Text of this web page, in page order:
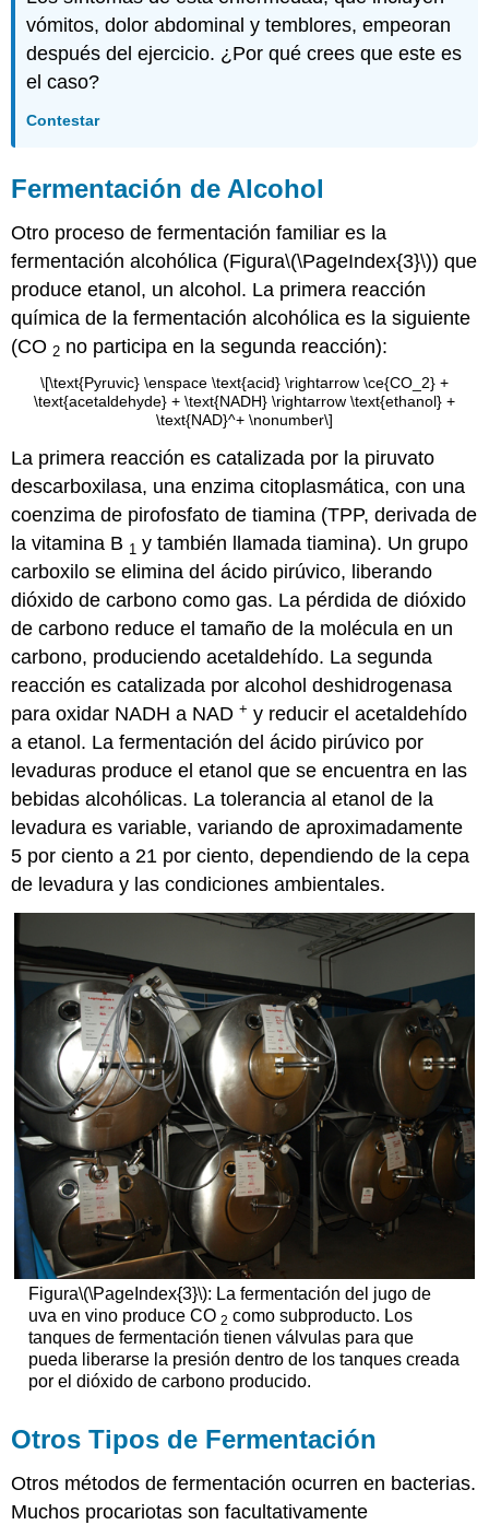
vómitos, dolor abdominal y temblores, empeoran
después del ejercicio. ¿Por qué crees que este es
el caso?
Contestar
Fermentación de Alcohol
Otro proceso de fermentación familiar es la
fermentación alcohólica (Figura\(\PageIndex{3}\)) que
produce etanol, un alcohol. La primera reacción
química de la fermentación alcohólica es la siguiente
(CO 2 no participa en la segunda reacción):
\[\text{Pyruvic} \enspace \text{acid} \rightarrow \ce{CO_2} +
\text{acetaldehyde} + \text{NADH} \rightarrow \text{ethanol} +
\text{NAD}^+ \nonumber\]
La primera reacción es catalizada por la piruvato
descarboxilasa, una enzima citoplasmática, con una
coenzima de pirofosfato de tiamina (TPP, derivada de
la vitamina B 1 y también llamada tiamina). Un grupo
carboxilo se elimina del ácido pirúvico, liberando
dióxido de carbono como gas. La pérdida de dióxido
de carbono reduce el tamaño de la molécula en un
carbono, produciendo acetaldehído. La segunda
reacción es catalizada por alcohol deshidrogenasa
para oxidar NADH a NAD+ y reducir el acetaldehído
a etanol. La fermentación del ácido pirúvico por
levaduras produce el etanol que se encuentra en las
bebidas alcohólicas. La tolerancia al etanol de la
levadura es variable, variando de aproximadamente
5 por ciento a 21 por ciento, dependiendo de la cepa
de levadura y las condiciones ambientales.
Figura\(\PageIndex{3}\): La fermentación del jugo de
uva en vino produce CO 2 como subproducto. Los
tanques de fermentación tienen válvulas para que
pueda liberarse la presión dentro de los tanques creada
por el dióxido de carbono producido.
Otros Tipos de Fermentación
Otros métodos de fermentación ocurren en bacterias.
Muchos procariotas son facultativamente